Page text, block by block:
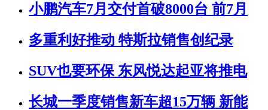
小鹏汽车7月交付首破8000台 前7月
多重利好推动 特斯拉销售创纪录
SUV也要环保 东风悦达起亚将推电
长城一季度销售新车超15万辆 新能